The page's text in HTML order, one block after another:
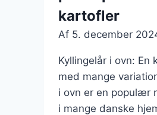
bagte
kartofler
Af 5. december
Kyllingelår i ovn: En
med mange
i ovn er en populær
i mange danske